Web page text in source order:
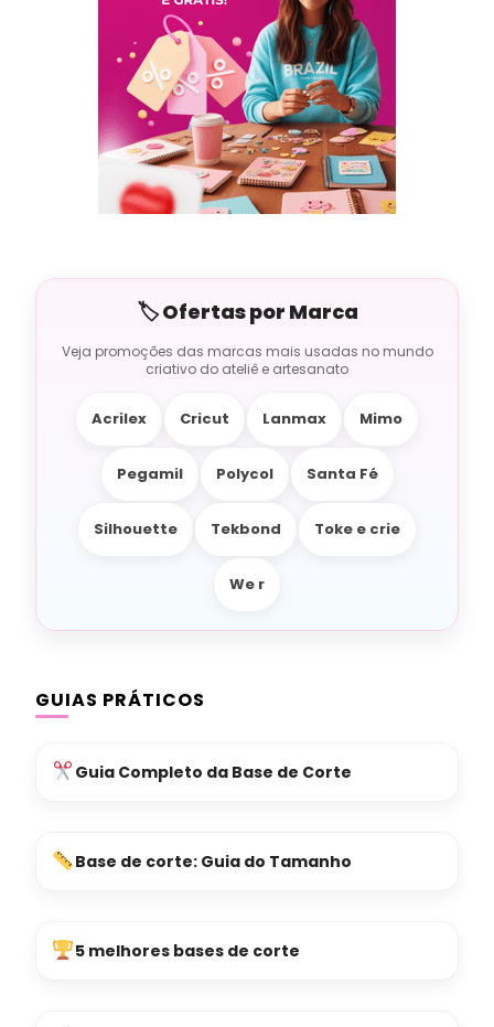
Acrilex Cricut Lanmax Mimo
Pegamil Polycol Santa Fé
Silhouette Tekbond Toke e crie
We r
GUIAS PRÁTICOS
Guia Completo da Base de Corte
Base de corte: Guia do Tamanho
5 melhores bases de corte